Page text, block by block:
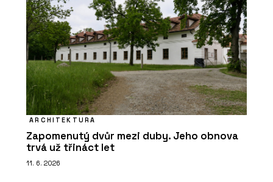
ARCHITEKTURA
Zapomenutý dvůr mezi duby. Jeho obnova
trvá už třináct let
11. 6. 2026